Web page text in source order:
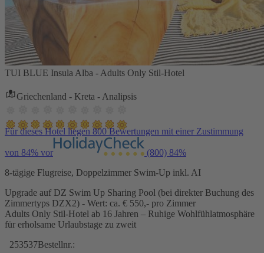
TUI BLUE Insula Alba - Adults Only Stil-Hotel
Griechenland - Kreta - Analipsis
Für dieses Hotel liegen 800 Bewertungen mit einer Zustimmung
von 84% vor (800) 84%
8-tägige Flugreise, Doppelzimmer Swim-Up inkl. AI
Upgrade auf DZ Swim Up Sharing Pool (bei direkter Buchung des
Zimmertyps DZX2) - Wert: ca. € 550,- pro Zimmer
Adults Only Stil-Hotel ab 16 Jahren – Ruhige Wohlfühlatmosphäre
für erholsame Urlaubstage zu zweit
253537Bestellnr.: